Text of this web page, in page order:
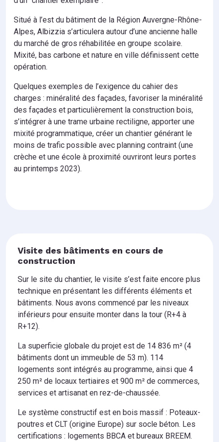
Situé à l’est du bâtiment de la Région Auvergne-Rhône-
Alpes, Albizzia s’articulera autour d’une ancienne halle
du marché de gros réhabilitée en groupe scolaire.
Mixité, bas carbone et nature en ville définissent cette
opération.
Quelques exemples de l’exigence du cahier des
charges : minéralité des façades, favoriser la minéralité
des façades et particulièrement la construction bois,
s’intégrer à une trame urbaine rectiligne, apporter une
mixité programmatique, créer un chantier générant le
moins de trafic possible avec planning contraint (une
crèche et une école à proximité ouvriront leurs portes
au printemps 2023).
Visite des bâtiments en cours de
construction
Sur le site du chantier, le visite s’est faite encore plus
technique en présentant les différents éléments et
bâtiments. Nous avons commencé par les niveaux
inférieurs pour ensuite monter dans la tour (R+4 à
R+12).
La superficie globale du projet est de 14 836 m² (4
bâtiments dont un immeuble de 53 m). 114
logements sont intégrés au programme, ainsi que 4
250 m² de locaux tertiaires et 900 m² de commerces,
services et artisanat en rez-de-chaussée.
Le système constructif est en bois massif : Poteaux-
poutres et CLT (origine Europe) sur socle béton. Les
certifications : logements BBCA et bureaux BREEM.